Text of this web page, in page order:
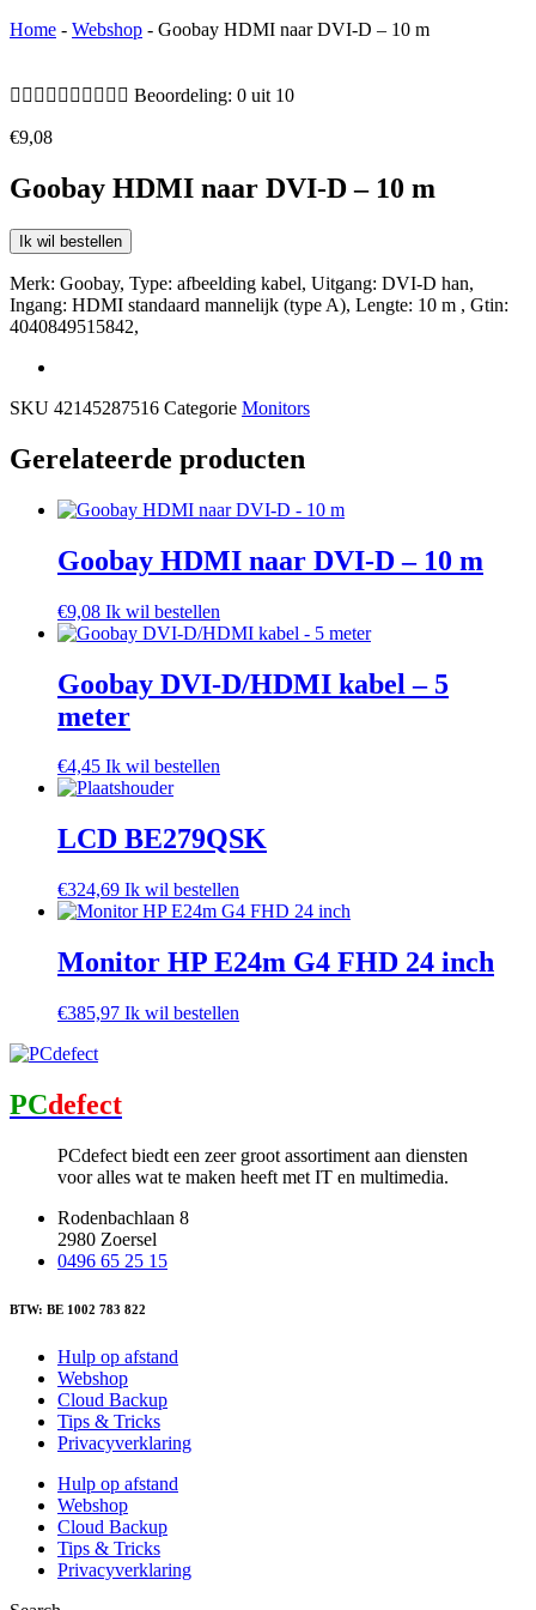
Home - Webshop - Goobay HDMI naar DVI-D – 10 m
          Beoordeling: 0 uit 10
€9,08
Goobay HDMI naar DVI-D – 10 m
Ik wil bestellen
Merk: Goobay, Type: afbeelding kabel, Uitgang: DVI-D han,
Ingang: HDMI standaard mannelijk (type A), Lengte: 10 m , Gtin:
4040849515842,
SKU 42145287516 Categorie Monitors
Gerelateerde producten
Goobay HDMI naar DVI-D – 10 m
€9,08 Ik wil bestellen
Goobay DVI-D/HDMI kabel – 5
meter
€4,45 Ik wil bestellen
LCD BE279QSK
€324,69 Ik wil bestellen
Monitor HP E24m G4 FHD 24 inch
€385,97 Ik wil bestellen
PCdefect
PCdefect biedt een zeer groot assortiment aan diensten
voor alles wat te maken heeft met IT en multimedia.
Rodenbachlaan 8
2980 Zoersel
0496 65 25 15
BTW: BE 1002 783 822
Hulp op afstand
Webshop
Cloud Backup
Tips & Tricks
Privacyverklaring
Hulp op afstand
Webshop
Cloud Backup
Tips & Tricks
Privacyverklaring